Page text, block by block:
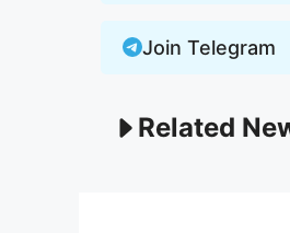
Join Telegram
Related